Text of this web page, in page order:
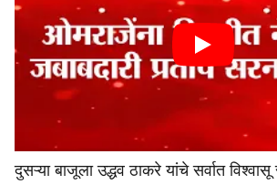
दुसऱ्या बाजूला उद्धव ठाकरे यांचे सर्वात